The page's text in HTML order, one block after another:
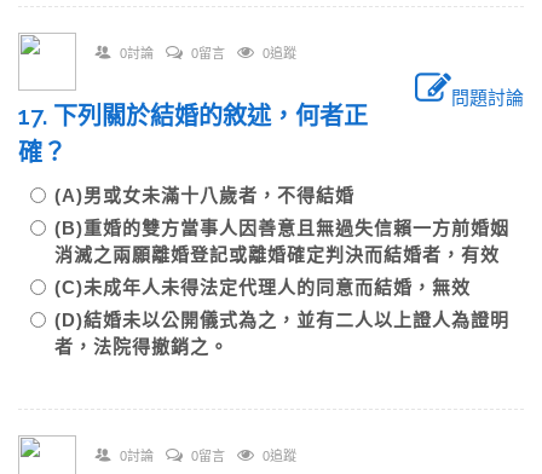
0討論 0留言 0追蹤
問題討論
17. 下列關於結婚的敘述，何者正
確？
(A)男或女未滿十八歲者，不得結婚
(B)重婚的雙方當事人因善意且無過失信賴一方前婚姻
消滅之兩願離婚登記或離婚確定判決而結婚者，有效
(C)未成年人未得法定代理人的同意而結婚，無效
(D)結婚未以公開儀式為之，並有二人以上證人為證明
者，法院得撤銷之。
0討論 0留言 0追蹤